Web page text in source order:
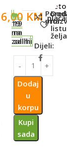
6,00 KM
19
na
zalihi
19
na
zalihi
Dodaj
u
korpu
Kupi
sada
na
listu
želja
Dijeli: